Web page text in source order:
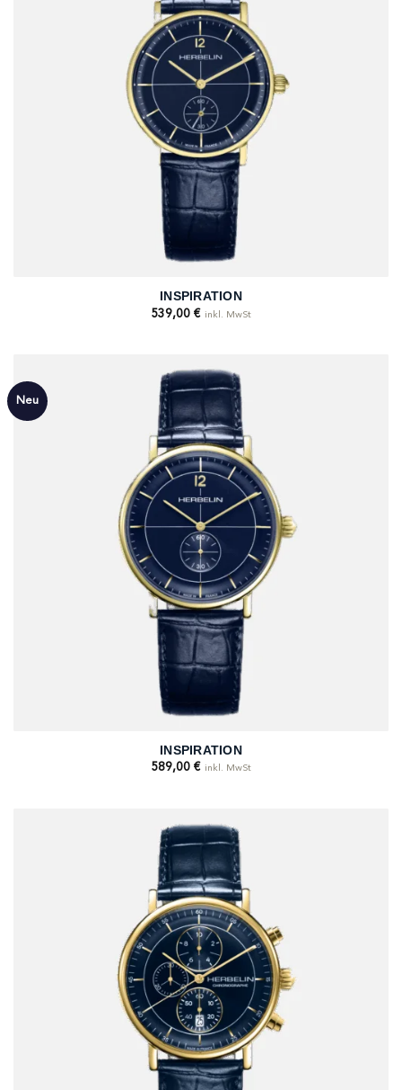
INSPIRATION
539,00 € inkl. MwSt
Neu
INSPIRATION
589,00 € inkl. MwSt